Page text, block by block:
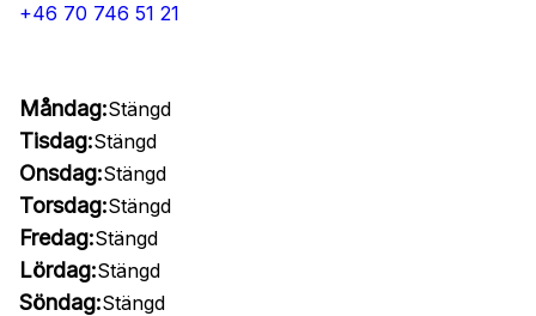
+46 70 746 51 21
Måndag:Stängd
Tisdag:Stängd
Onsdag:Stängd
Torsdag:Stängd
Fredag:Stängd
Lördag:Stängd
Söndag:Stängd